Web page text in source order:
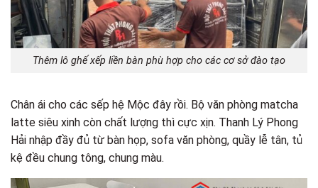
Thêm lô ghế xếp liền bàn phù hợp cho các cơ sở đào tạo
Chân ái cho các sếp hệ Mộc đây rồi. Bộ văn phòng matcha
latte siêu xinh còn chất lượng thì cực xịn. Thanh Lý Phong
Hải nhập đầy đủ từ bàn họp, sofa văn phòng, quầy lễ tân, tủ
kệ đều chung tông, chung màu.